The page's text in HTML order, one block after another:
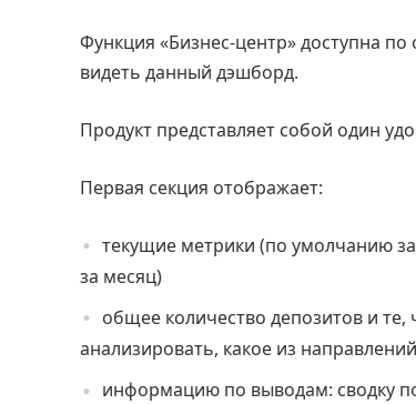
Функция «Бизнес-центр» доступна
видеть данный дэшборд.
Продукт представляет собой один
Первая секция отображает:
текущие метрики (по умолчанию
за месяц)
общее количество депозитов и
анализировать, какое из
информацию по выводам: сводку